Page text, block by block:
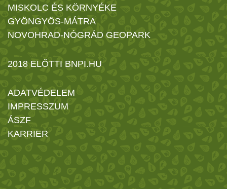
MISKOLC ÉS KÖRNYÉKE
GYÖNGYÖS-MÁTRA
NOVOHRAD-NÓGRÁD GEOPARK
2018 ELŐTTI BNPI.HU
ADATVÉDELEM
IMPRESSZUM
ÁSZF
KARRIER